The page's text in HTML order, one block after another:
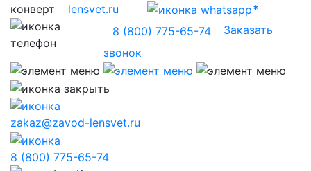
lensvet.ru
8 (800) 775-65-74
Заказать
звонок
zakaz@zavod-lensvet.ru
8 (800) 775-65-74